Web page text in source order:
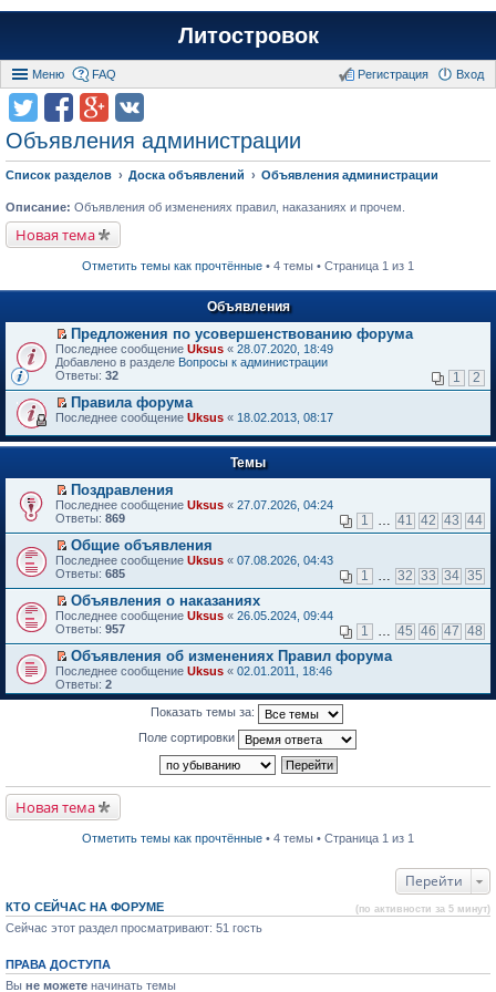
Литостровок
Меню FAQ Вход
Регистрация
Объявления администрации
Список разделов Доска объявлений Объявления администрации
Описание: Объявления об изменениях правил, наказаниях и прочем.
Новая тема
Отметить темы как прочтённые • 4 темы • Страница 1 из 1
Объявления
П
е
р
й
т
и
к
п
р
о
м
у
н
е
п
о
ч
и
т
а
н
н
о
м
щ
е
н
и
Предложения по усовершенствованию форума
Последнее сообщение Uksus « 28.07.2020, 18:49
Добавлено в разделе Вопросы к администрации
Ответы: 32 1 2
П
р
т
и
к
п
е
р
в
о
м
у
н
е
р
о
ч
и
у
с
о
ю
Правила форума
Последнее сообщение Uksus « 18.02.2013, 08:17
Темы
П
е
е
й
т
и
к
п
е
р
в
о
м
у
н
т
а
н
о
о
б
н
Поздравления
Последнее сообщение Uksus « 27.07.2026, 04:24
Ответы: 869 1 41 42 43 44
П
е
е
й
т
и
к
п
е
р
в
р
о
ч
о
м
у
о
б
Общие объявления
Последнее сообщение Uksus « 07.08.2026, 04:43
Ответы: 685 1 32 33 34 35
П
е
е
й
т
и
м
у
н
е
т
а
н
о
м
у
Объявления о наказаниях
Последнее сообщение Uksus « 26.05.2024, 09:44
Ответы: 957 1 45 46 47 48
П
е
р
е
в
р
о
ч
т
а
н
Объявления об изменениях Правил форума
Последнее сообщение Uksus « 02.01.2011, 18:46
Ответы: 2
Показать темы за:
Поле сортировки
Новая тема
Отметить темы как прочтённые • 4 темы • Страница 1 из 1
Перейти
КТО СЕЙЧАС НА ФОРУМЕ (по активности за 5 минут)
Сейчас этот раздел просматривают: 51 гость
ПРАВА ДОСТУПА
Вы не можете начинать темы